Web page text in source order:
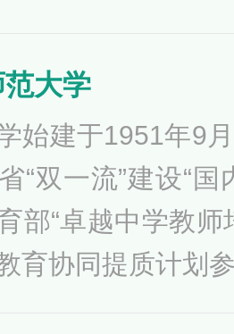
海事组织认定的
事院校之一。
大学
始建于1951年9
“双一流”建设“
部“卓越中学教师
育协同提质计划